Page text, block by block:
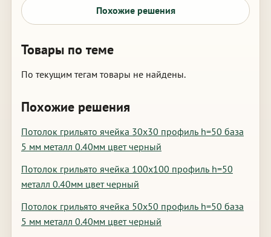
Похожие решения
Товары по теме
По текущим тегам товары не найдены.
Похожие решения
Потолок грильято ячейка 30х30 профиль h=50 база
5 мм металл 0.40мм цвет черный
Потолок грильято ячейка 100х100 профиль h=50
металл 0.40мм цвет черный
Потолок грильято ячейка 50х50 профиль h=50 база
5 мм металл 0.40мм цвет черный